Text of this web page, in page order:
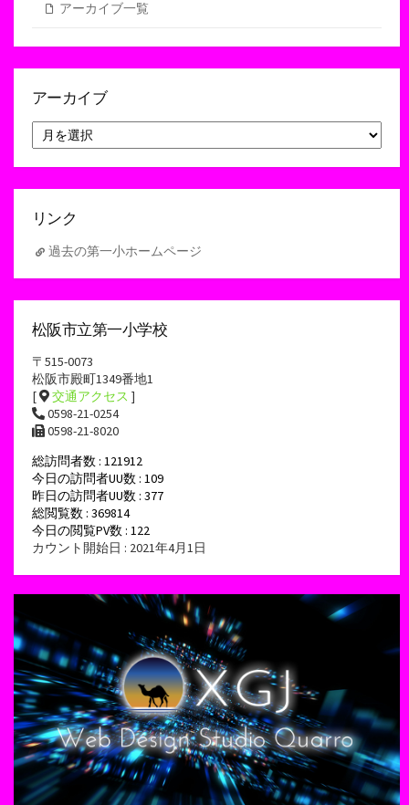
アーカイブ一覧
アーカイブ
ー
カ
リンク
過去の第一小ホームページ
松阪市立第一小学校
〒515-0073
松阪市殿町1349番地1
[
交通アクセス ]
0598-21-0254
0598-21-8020
総訪問者数 : 121912
今日の訪問者UU数 : 109
昨日の訪問者UU数 : 377
総閲覧数 : 369814
今日の閲覧PV数 : 122
カウント開始日 : 2021年4月1日